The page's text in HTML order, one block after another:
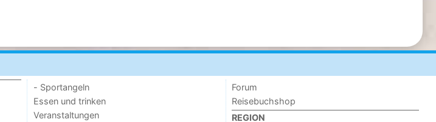
- Sportangeln
Essen und trinken
Veranstaltungen
Forum
Reisebuchshop
REGION